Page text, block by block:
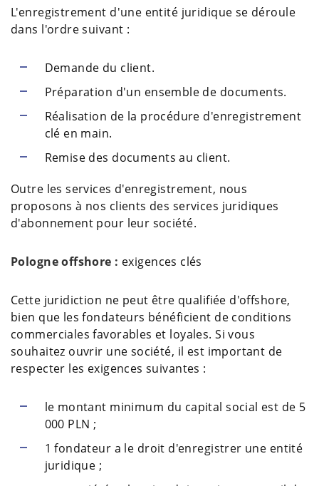
L'enregistrement d'une entité juridique se déroule
dans l'ordre suivant :
Demande du client.
Préparation d'un ensemble de documents.
Réalisation de la procédure d'enregistrement
clé en main.
Remise des documents au client.
Outre les services d'enregistrement, nous
proposons à nos clients des services juridiques
d'abonnement pour leur société.
Pologne offshore : exigences clés
Cette juridiction ne peut être qualifiée d'offshore,
bien que les fondateurs bénéficient de conditions
commerciales favorables et loyales. Si vous
souhaitez ouvrir une société, il est important de
respecter les exigences suivantes :
le montant minimum du capital social est de 5
000 PLN ;
1 fondateur a le droit d'enregistrer une entité
juridique ;